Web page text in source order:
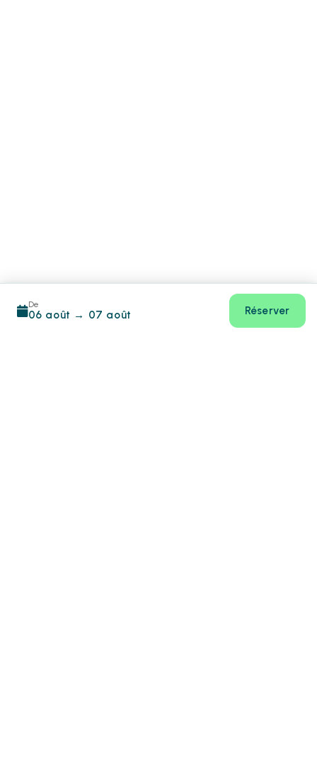
De
06 août → 07 août Réserver